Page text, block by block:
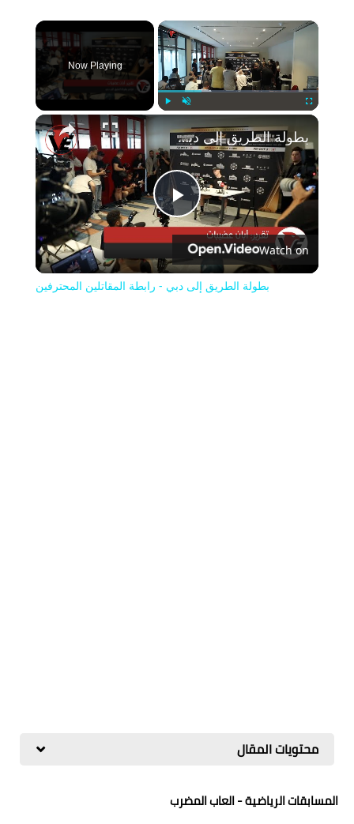
×
Fullscreen
Now Playing
Play
Video
بطولة الطريق إلى دبي - رابطة المقاتلين المحترفين
Watch on
بطولة الطريق إلى دبي - رابطة المقاتلين المحترفين
محتويات المقال
المسابقات الرياضية - العاب المضرب